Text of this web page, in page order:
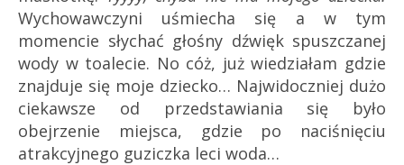
Wychowawczyni uśmiecha się a w tym
momencie słychać głośny dźwięk spuszczanej
wody w toalecie. No cóż, już wiedziałam gdzie
znajduje się moje dziecko… Najwidoczniej dużo
ciekawsze od przedstawiania się było
obejrzenie miejsca, gdzie po naciśnięciu
atrakcyjnego guziczka leci woda…